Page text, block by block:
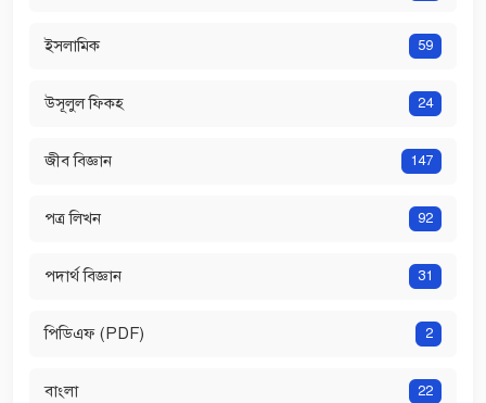
ইসলামিক 59
উসূলুল ফিকহ 24
জীব বিজ্ঞান 147
পত্র লিখন 92
পদার্থ বিজ্ঞান 31
পিডিএফ (PDF) 2
বাংলা 22